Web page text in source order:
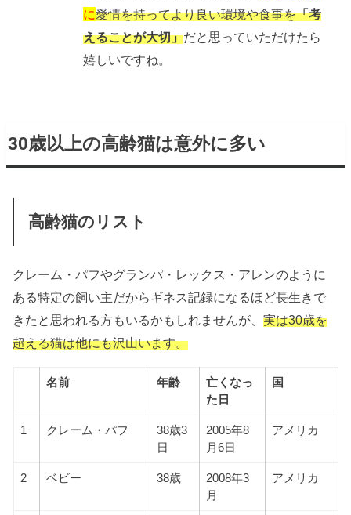
に愛情を持ってより良い環境や食事を「考
えることが大切」だと思っていただけたら
嬉しいですね。
30歳以上の高齢猫は意外に多い
高齢猫のリスト
クレーム・パフやグランパ・レックス・アレンのように
ある特定の飼い主だからギネス記録になるほど長生きで
きたと思われる方もいるかもしれませんが、実は30歳を
超える猫は他にも沢山います。
名前 年齢
亡くなっ
た日
国
1 クレーム・パフ
38歳3
日
2005年8
月6日
アメリカ
2 ベビー 38歳
2008年3
月
アメリカ